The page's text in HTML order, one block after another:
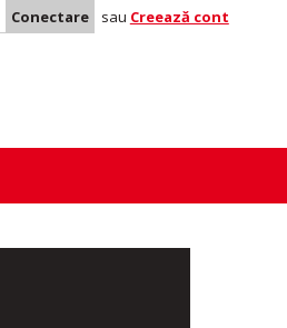
Conectare sau Creează cont